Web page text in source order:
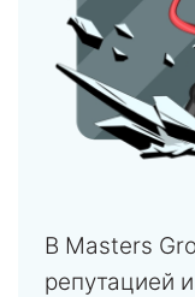
В Masters
репутацией